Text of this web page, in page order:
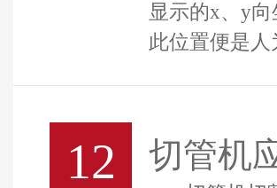
显示的x、y
此位置便是
12 切管机